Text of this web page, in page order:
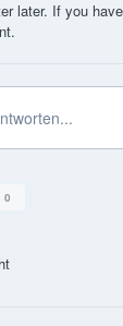
later. If you
0